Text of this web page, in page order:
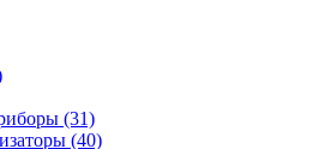
(31)
(40)